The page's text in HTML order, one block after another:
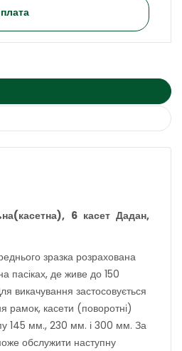
6 касет Дадан,
зразка розрахована
пасіках, де живе до 150
викачування застосовується
рамок, касети (поворотні)
145 мм., 230 мм. і 300 мм. За
обслужити наступну